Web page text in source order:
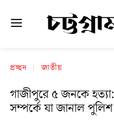
প্রচ্ছদ জাতীয়
গাজীপুরে ৫ জনকে
সম্পর্কে যা জানাল পুলিশ